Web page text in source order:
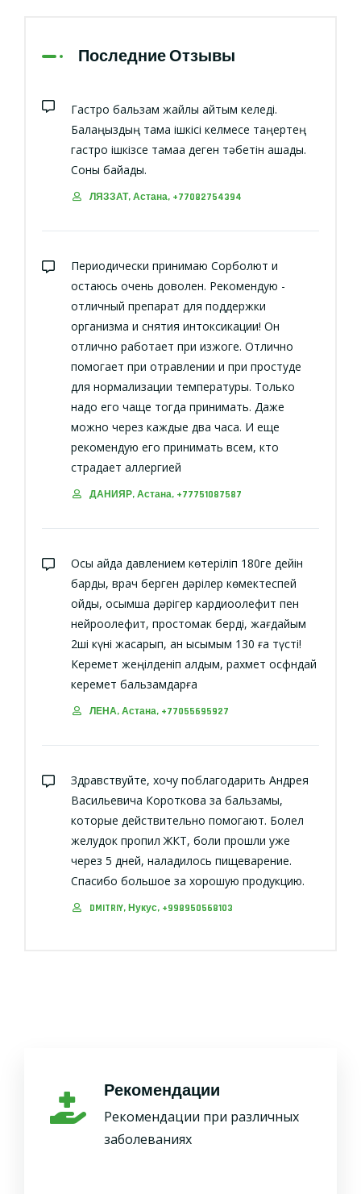
Последние Отзывы
Гастро бальзам жайлы айтқым келеді.
Балаңыздың тамақ ішкісі келмесе таңертең
гастро ішкізсе тамаққа деген тәбетін ашады.
Соны байқадық.
ЛЯЗЗАТ, Астана, +77082754394
Периодически принимаю Сорболют и
остаюсь очень доволен. Рекомендую -
отличный препарат для поддержки
организма и снятия интоксикации! Он
отлично работает при изжоге. Отлично
помогает при отравлении и при простуде
для нормализации температуры. Только
надо его чаще тогда принимать. Даже
можно через каждые два часа. И еще
рекомендую его принимать всем, кто
страдает аллергией
ДАНИЯР, Астана, +77751087587
Осы айда давлением көтеріліп 180ге дейін
барды, врач берген дәрілер көмектеспей
қойды, қосымша дәрігер кардиоолефит пен
нейроолефит, простомак берді, жағдайым
2ші күні жақсарып, қан қысымым 130 ға түсті!
Керемет жеңілденіп қалдым, рахмет осфндай
керемет бальзамдарға
ЛЕНА, Астана, +77055695927
Здравствуйте, хочу поблагодарить Андрея
Васильевича Короткова за бальзамы,
которые действительно помогают. Болел
желудок пропил ЖКТ, боли прошли уже
через 5 дней, наладилось пищеварение.
Спасибо большое за хорошую продукцию.
DMITRIY, Нукус, +998950568103
Рекомендации
Рекомендации при различных
заболеваниях